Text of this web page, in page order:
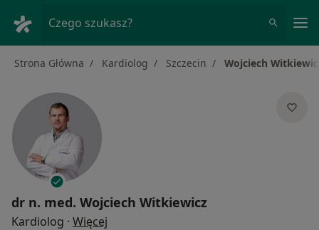
Czego szukasz?
Strona Główna Kardiolog Szczecin Wojciech
dr n. med. Wojciech Witkiewicz
Kardiolog · Więcej